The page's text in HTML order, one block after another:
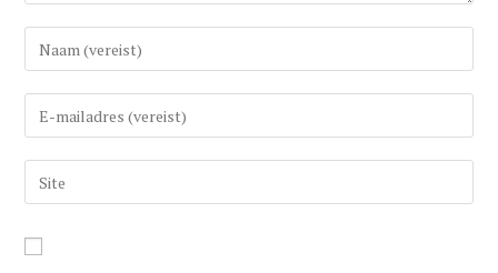
Vul
uw
(gebruikers)naam
om
Vul
uw
e-
mail
om
Vul
uw
URL